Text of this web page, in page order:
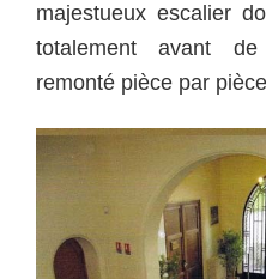
majestueux escalier
totalement avant
remonté pièce par